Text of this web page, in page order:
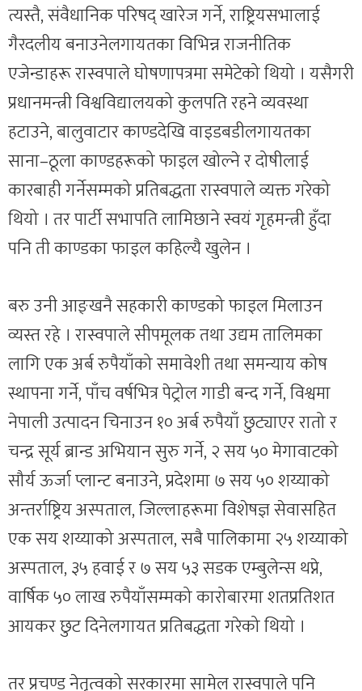
त्यस्तै, संवैधानिक परिषद् खारेज गर्ने, राष्ट्रियसभालाई
गैरदलीय बनाउनेलगायतका विभिन्न राजनीतिक
एजेन्डाहरू रास्वपाले घोषणापत्रमा समेटेको थियो । यसैगरी
प्रधानमन्त्री विश्वविद्यालयको कुलपति रहने व्यवस्था
हटाउने, बालुवाटार काण्डदेखि वाइडबडीलगायतका
साना–ठूला काण्डहरूको फाइल खोल्ने र दोषीलाई
कारबाही गर्नेसम्मको प्रतिबद्धता रास्वपाले व्यक्त गरेको
थियो । तर पार्टी सभापति लामिछाने स्वयं गृहमन्त्री हुँदा
पनि ती काण्डका फाइल कहिल्यै खुलेन ।
बरु उनी आङ्खनै सहकारी काण्डको फाइल मिलाउन
व्यस्त रहे । रास्वपाले सीपमूलक तथा उद्यम तालिमका
लागि एक अर्ब रुपैयाँको समावेशी तथा समन्याय कोष
स्थापना गर्ने, पाँच वर्षभित्र पेट्रोल गाडी बन्द गर्ने, विश्वमा
नेपाली उत्पादन चिनाउन १० अर्ब रुपैयाँ छुट्याएर रातो र
चन्द्र सूर्य ब्रान्ड अभियान सुरु गर्ने, २ सय ५० मेगावाटको
सौर्य ऊर्जा प्लान्ट बनाउने, प्रदेशमा ७ सय ५० शय्याको
अन्तर्राष्ट्रिय अस्पताल, जिल्लाहरूमा विशेषज्ञ सेवासहित
एक सय शय्याको अस्पताल, सबै पालिकामा २५ शय्याको
अस्पताल, ३५ हवाई र ७ सय ५३ सडक एम्बुलेन्स थप्ने,
वार्षिक ५० लाख रुपैयाँसम्मको कारोबारमा शतप्रतिशत
आयकर छुट दिनेलगायत प्रतिबद्धता गरेको थियो ।
तर प्रचण्ड नेतृत्वको सरकारमा सामेल रास्वपाले पनि